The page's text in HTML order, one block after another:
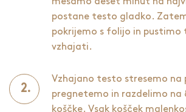
postane testo gladko.
pokrijemo s folijo in pustimo
vzhajati.
Vzhajano testo stresemo na
pregnetemo in razdelimo na
koščke. Vsak košček